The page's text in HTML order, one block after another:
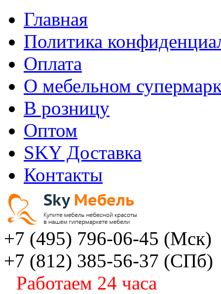
Главная
Политика
Оплата
О мебельном
В розницу
Оптом
SKY Доставка
Контакты
+7 (495) 796-06-45 (Мск)
+7 (812) 385-56-37 (СПб)
Работаем 24 часа